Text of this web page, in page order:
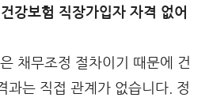
강보험 직장가입자 자격 없어
채무조정 절차이기 때문에 건
과는 직접 관계가 없습니다. 정